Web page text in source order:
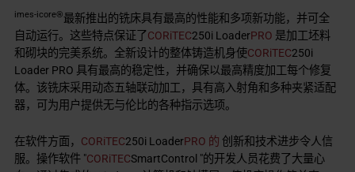
imes-icore®最新推出的铣床具有最高的性能和多项新功能，并可全
自动运行。这些特点保证了CORiTEC250i LoaderPRO 是加工坯料
和砌块的完美系统。全新设计的整体铸造机身使CORiTEC250i
Loader PRO 具有最高的稳定性，并确保以最高精度加工每个修复
体。该铣床采用动态五轴联动加工，具有高入射角和多种夹紧适配
器，可为用户提供无与伦比的各种指示选项。
在软件方面， CORiTEC250i LoaderPRO 的 创新和技术进步令人信
服。操作软件 "CORiTECSmartControl "的开发人员花费了大量心